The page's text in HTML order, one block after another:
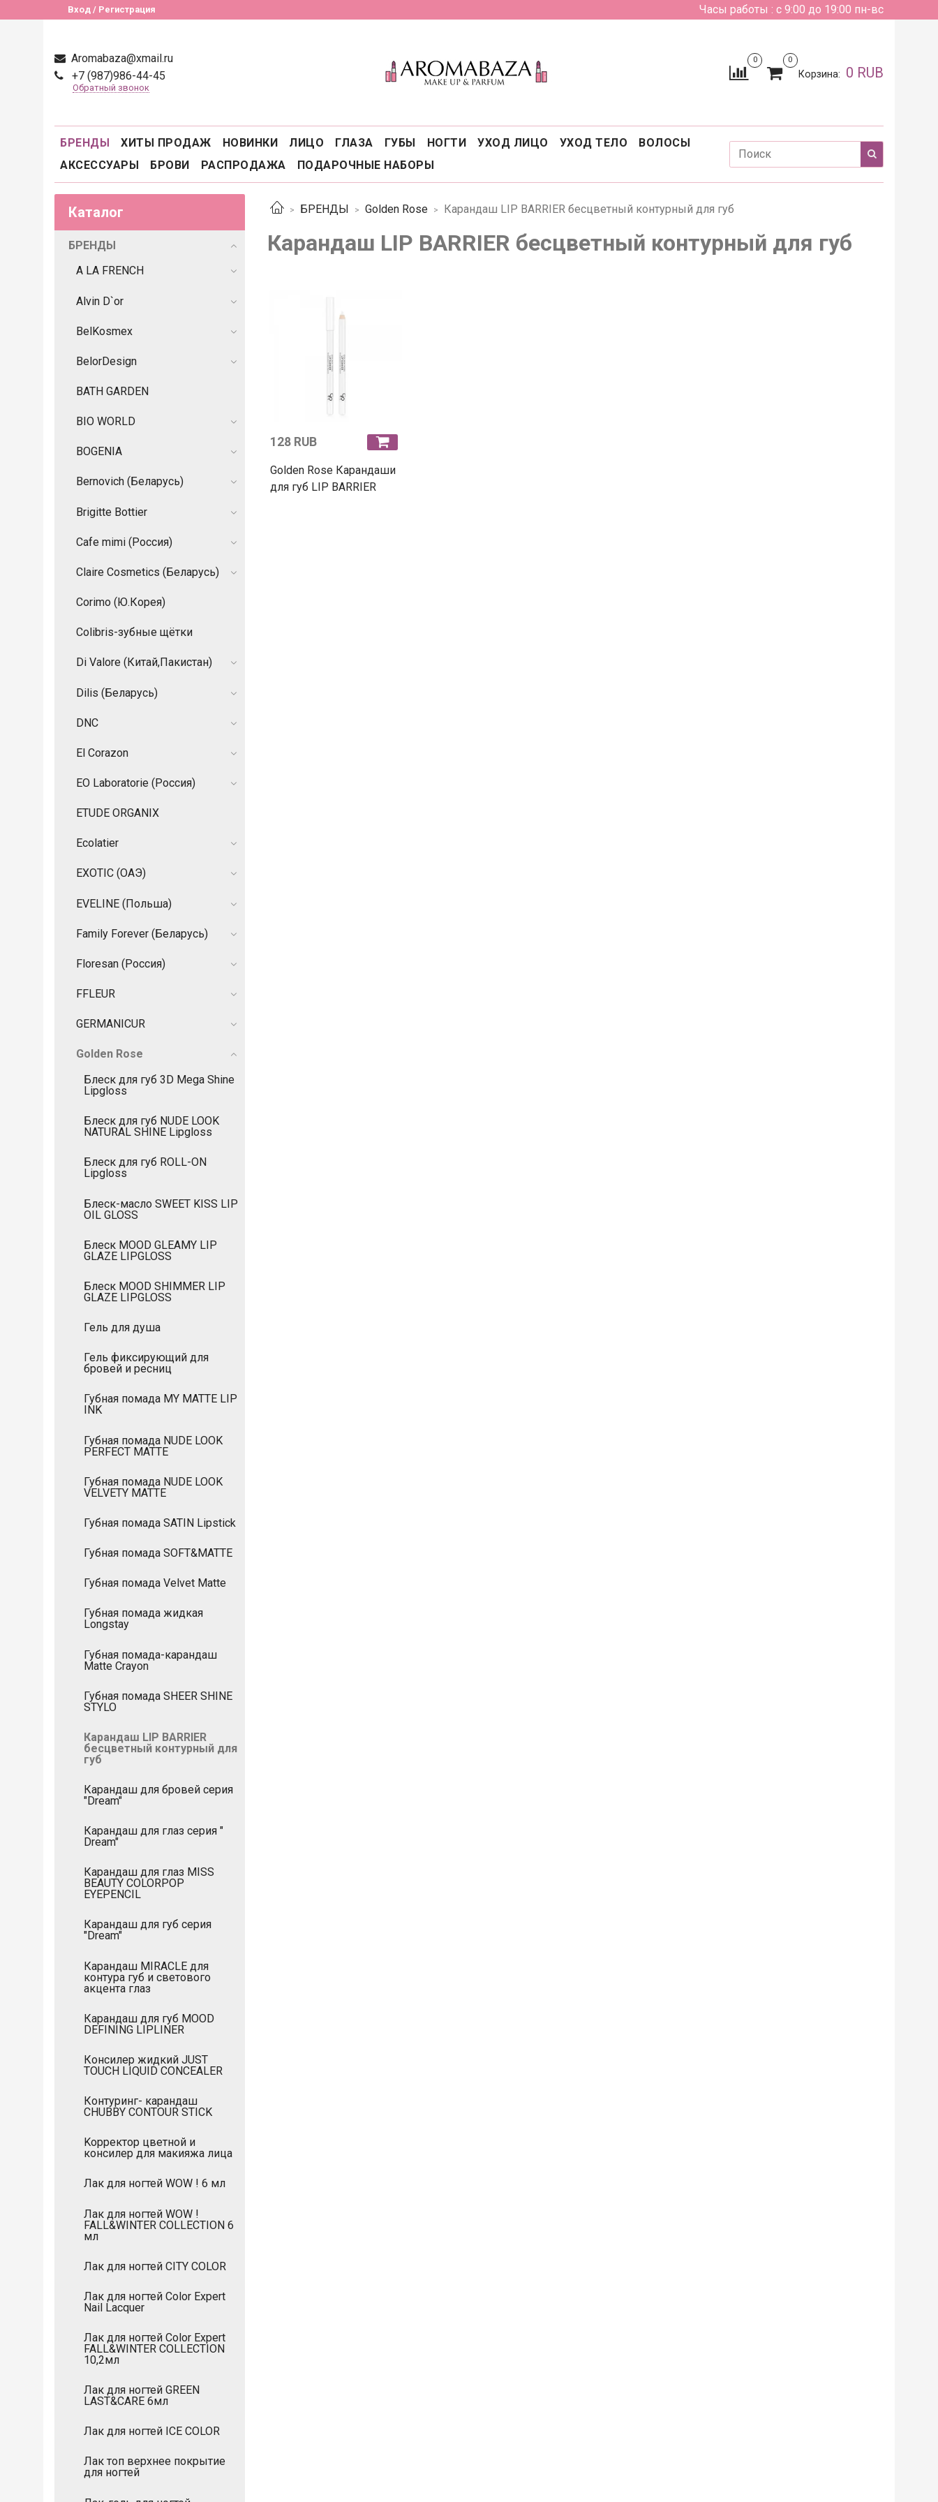
Вход / Регистрация Часы работы : с 9:00 до 19:00 пн-вс
Aromabaza@xmail.ru
+7 (987)986-44-45
Обратный звонок
0 0
Корзина: 0 RUB
БРЕНДЫ ХИТЫ ПРОДАЖ НОВИНКИ ЛИЦО ГЛАЗА ГУБЫ НОГТИ УХОД ЛИЦО УХОД ТЕЛО
ВОЛОСЫ
АКСЕССУАРЫ
БРОВИ РАСПРОДАЖА ПОДАРОЧНЫЕ НАБОРЫ
БРЕНДЫ Golden Rose Карандаш LIP BARRIER бесцветный контурный для губ
Карандаш LIP BARRIER бесцветный контурный для губ
128 RUB
Golden Rose Карандаши
для губ LIP BARRIER
Каталог
БРЕНДЫ
A LA FRENCH
Alvin D`or
BelKosmex
BelorDesign
BATH GARDEN
BIO WORLD
BOGENIA
Bernovich (Беларусь)
Brigitte Bottier
Cafe mimi (Россия)
Claire Cosmetics (Беларусь)
Corimo (Ю.Корея)
Colibris-зубные щётки
Di Valore (Китай,Пакистан)
Dilis (Беларусь)
DNC
El Corazon
EO Laboratorie (Россия)
ETUDE ORGANIX
Ecolatier
EXOTIC (ОАЭ)
EVELINE (Польша)
Family Forever (Беларусь)
Floresan (Россия)
FFLEUR
GERMANIСUR
Golden Rose
Блеск для губ 3D Mega Shine
Lipgloss
Блеск для губ NUDE LOOK
NATURAL SHINE Lipgloss
Блеск для губ ROLL-ON
Lipgloss
Блеск-масло SWEET KISS LIP
OIL GLOSS
Блеск MOOD GLEAMY LIP
GLAZE LIPGLOSS
Блеск MOOD SHIMMER LIP
GLAZE LIPGLOSS
Гель для душа
Гель фиксирующий для
бровей и ресниц
Губная помада MY MATTE LIP
INK
Губная помада NUDE LOOK
PERFECT MATTE
Губная помада NUDE LOOK
VELVETY MATTE
Губная помада SATIN Lipstick
Губная помада SOFT&MATTE
Губная помада Velvet Matte
Губная помада жидкая
Longstay
Губная помада-карандаш
Matte Crayon
Губная помада SHEER SHINE
STYLO
Карандаш LIP BARRIER
бесцветный контурный для
губ
Карандаш для бровей серия
"Dream"
Карандаш для глаз серия "
Dream"
Карандаш для глаз MISS
BEAUTY COLORPOP
EYEPENCIL
Карандаш для губ серия
"Dream"
Карандаш MIRACLE для
контура губ и светового
акцента глаз
Карандаш для губ MOOD
DEFINING LIPLINER
Консилер жидкий JUST
TOUCH LIQUID CONCEALER
Контуринг- карандаш
CHUBBY CONTOUR STICK
Kорректор цветной и
консилер для макияжа лица
Лак для ногтей WOW ! 6 мл
Лак для ногтей WOW !
FALL&WINTER COLLECTION 6
мл
Лак для ногтей CITY COLOR
Лак для ногтей Color Expert
Nail Lacquer
Лак для ногтей Color Expert
FALL&WINTER COLLECTION
10,2мл
Лак для ногтей GREEN
LAST&CARE 6мл
Лак для ногтей ICE COLOR
Лак топ верхнее покрытие
для ногтей